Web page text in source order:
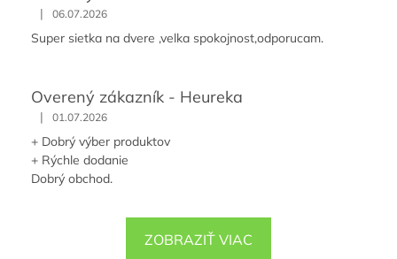
| 06.07.2026
Super sietka na dvere ,velka spokojnost,odporucam.
Overený zákazník - Heureka
| 01.07.2026
+ Dobrý výber produktov
+ Rýchle dodanie
Dobrý obchod.
ZOBRAZIŤ VIAC